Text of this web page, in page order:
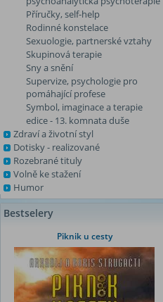
Příručky, self-help
Rodinné konstelace
Sexuologie, partnerské vztahy
Skupinová terapie
Sny a snění
Supervize, psychologie pro
pomáhající profese
Symbol, imaginace a terapie
edice - 13. komnata duše
Zdraví a životní styl
Dotisky - realizované
Rozebrané tituly
Volně ke stažení
Humor
Bestselery
Piknik u cesty